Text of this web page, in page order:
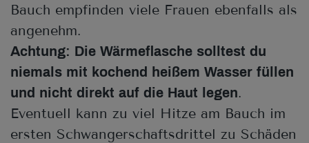
Bauch empfinden viele Frauen ebenfalls als
angenehm.
Achtung: Die Wärmeflasche solltest du
niemals mit kochend heißem Wasser füllen
und nicht direkt auf die Haut legen.
Eventuell kann zu viel Hitze am Bauch im
ersten Schwangerschaftsdrittel zu Schäden